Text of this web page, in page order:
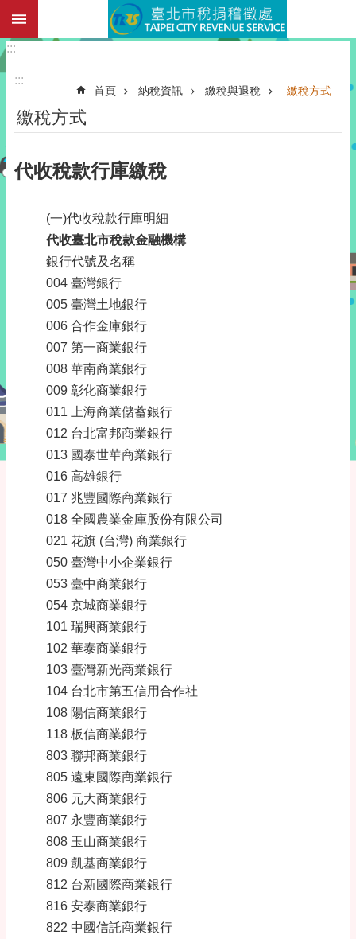
跳到主要內容區塊
:::
:::
首頁 納稅資訊 繳稅與退稅 繳稅方式
繳稅方式
代收稅款行庫繳稅
(一)代收稅款行庫明細
代收臺北市稅款金融機構
銀行代號及名稱
004 臺灣銀行
005 臺灣土地銀行
006 合作金庫銀行
007 第一商業銀行
008 華南商業銀行
009 彰化商業銀行
011 上海商業儲蓄銀行
012 台北富邦商業銀行
013 國泰世華商業銀行
016 高雄銀行
017 兆豐國際商業銀行
018 全國農業金庫股份有限公司
021 花旗 (台灣) 商業銀行
050 臺灣中小企業銀行
053 臺中商業銀行
054 京城商業銀行
101 瑞興商業銀行
102 華泰商業銀行
103 臺灣新光商業銀行
104 台北市第五信用合作社
108 陽信商業銀行
118 板信商業銀行
803 聯邦商業銀行
805 遠東國際商業銀行
806 元大商業銀行
807 永豐商業銀行
808 玉山商業銀行
809 凱基商業銀行
812 台新國際商業銀行
816 安泰商業銀行
822 中國信託商業銀行